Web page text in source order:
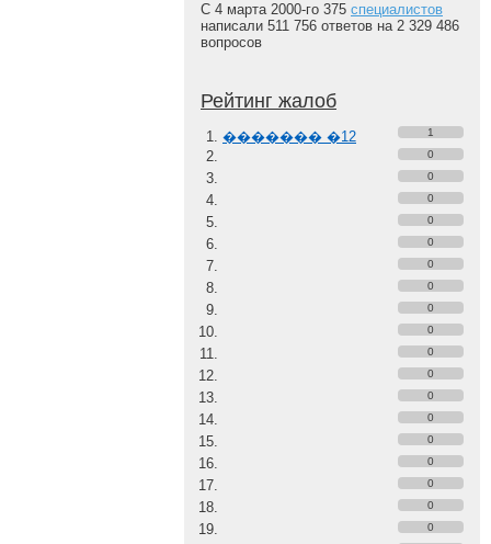
С 4 марта 2000-го 375 специалистов
написали 511 756 ответов на 2 329 486
вопросов
Рейтинг жалоб
������� �12
1
0
0
0
0
0
0
0
0
0
0
0
0
0
0
0
0
0
0